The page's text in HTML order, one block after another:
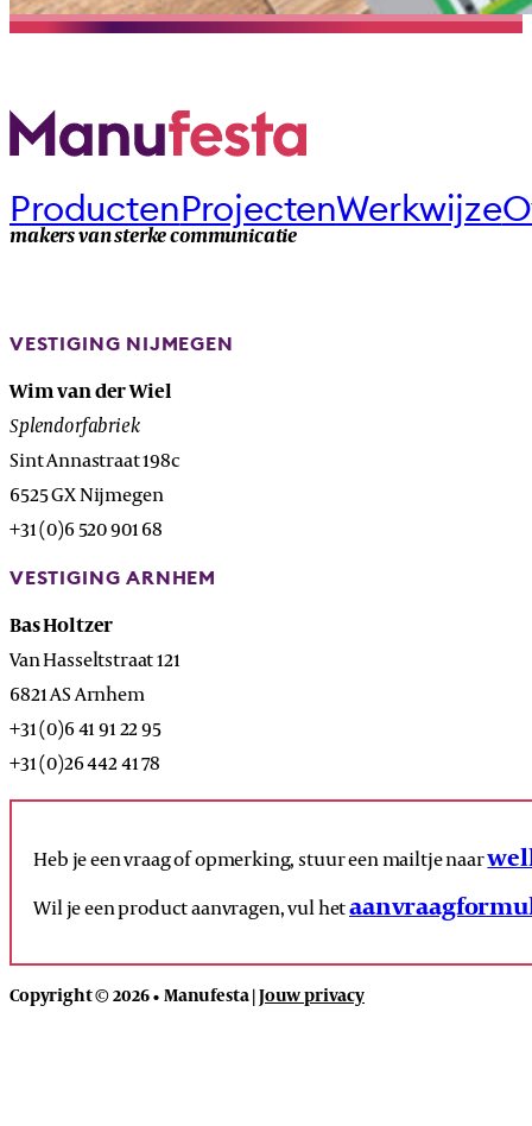
makers van sterke communicatie
ProductenProjectenWerkwijze
VESTIGING NIJMEGEN
Wim van der Wiel
Splendorfabriek
Sint Annastraat 198c
6525 GX Nijmegen
+31 (0)6 520 901 68
VESTIGING ARNHEM
Bas Holtzer
Van Hasseltstraat 121
6821 AS Arnhem
+31 (0)6 41 91 22 95
+31 (0)26 442 41 78
Heb je een vraag of opmerking, stuur een mailtje naar
Wil je een product aanvragen, vul het
Copyright © 2026 • Manufesta |Jouw privacy